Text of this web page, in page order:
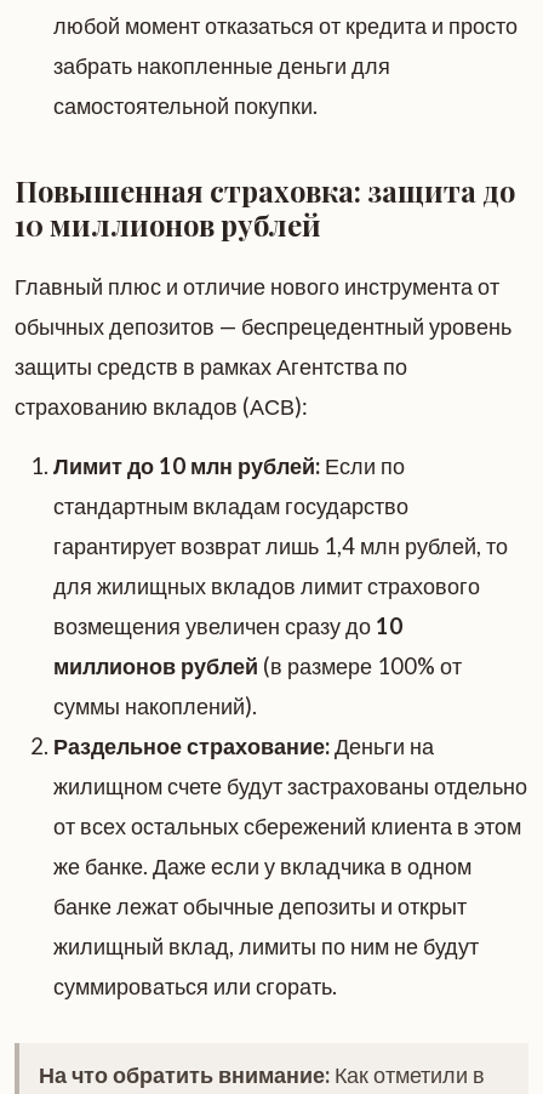
любой момент отказаться от кредита и просто
забрать накопленные деньги для
самостоятельной покупки.
Повышенная страховка: защита до
10 миллионов рублей
Главный плюс и отличие нового инструмента от
обычных депозитов — беспрецедентный уровень
защиты средств в рамках Агентства по
страхованию вкладов (АСВ):
Лимит до 10 млн рублей: Если по
стандартным вкладам государство
гарантирует возврат лишь 1,4 млн рублей, то
для жилищных вкладов лимит страхового
возмещения увеличен сразу до 10
миллионов рублей (в размере 100% от
суммы накоплений).
Раздельное страхование:Деньги на
жилищном счете будут застрахованы отдельно
от всех остальных сбережений клиента в этом
же банке. Даже если у вкладчика в одном
банке лежат обычные депозиты и открыт
жилищный вклад, лимиты по ним не будут
суммироваться или сгорать.
На что обратить внимание: Как отметили в